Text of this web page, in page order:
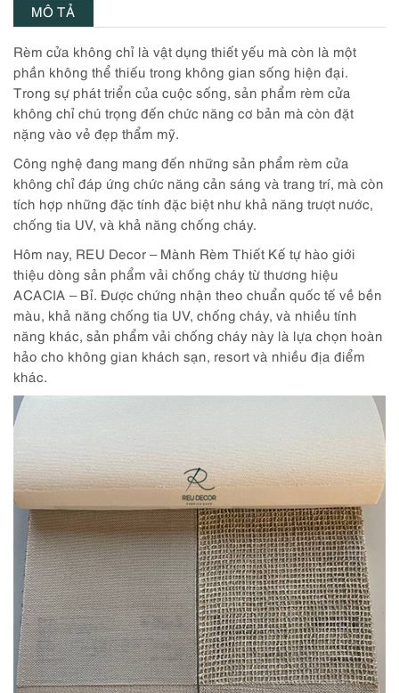
MÔ TẢ
Rèm cửa không chỉ là vật dụng thiết yếu mà còn là một
phần không thể thiếu trong không gian sống hiện đại.
Trong sự phát triển của cuộc sống, sản phẩm rèm cửa
không chỉ chú trọng đến chức năng cơ bản mà còn đặt
nặng vào vẻ đẹp thẩm mỹ.
Công nghệ đang mang đến những sản phẩm rèm cửa
không chỉ đáp ứng chức năng cản sáng và trang trí, mà còn
tích hợp những đặc tính đặc biệt như khả năng trượt nước,
chống tia UV, và khả năng chống cháy.
Hôm nay, REU Decor – Mành Rèm Thiết Kế tự hào giới
thiệu dòng sản phẩm vải chống cháy từ thương hiệu
ACACIA – Bỉ. Được chứng nhận theo chuẩn quốc tế về bền
màu, khả năng chống tia UV, chống cháy, và nhiều tính
năng khác, sản phẩm vải chống cháy này là lựa chọn hoàn
hảo cho không gian khách sạn, resort và nhiều địa điểm
khác.